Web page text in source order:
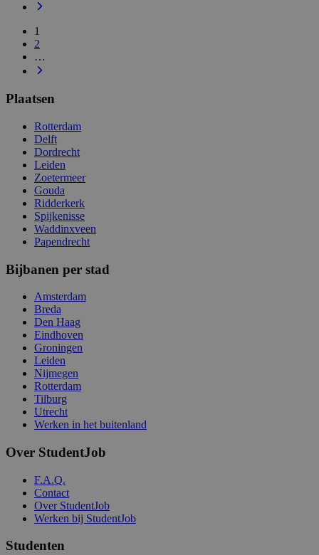
1
2
…
Plaatsen
Rotterdam
Delft
Dordrecht
Leiden
Zoetermeer
Gouda
Ridderkerk
Spijkenisse
Waddinxveen
Papendrecht
Bijbanen per stad
Amsterdam
Breda
Den Haag
Eindhoven
Groningen
Leiden
Nijmegen
Rotterdam
Tilburg
Utrecht
Werken in het buitenland
Over StudentJob
F.A.Q.
Contact
Over StudentJob
Werken bij StudentJob
Studenten